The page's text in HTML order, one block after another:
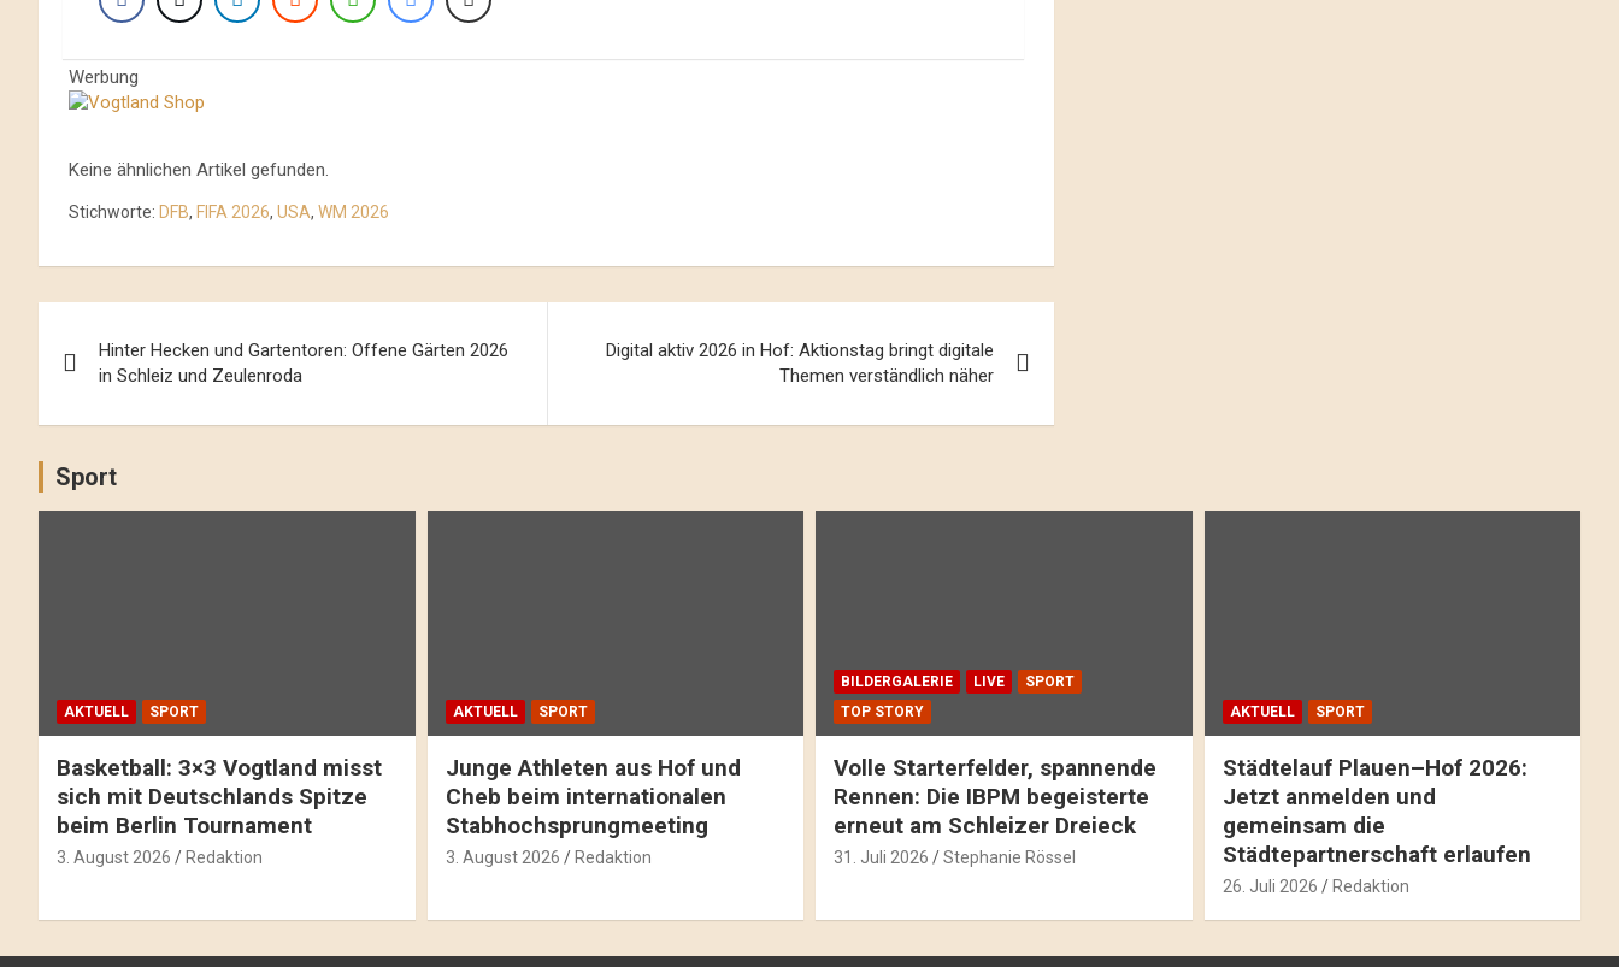
Werbung
Keine ähnlichen Artikel gefunden.
Stichworte: DFB, FIFA 2026, USA, WM 2026
Navigation
Hinter Hecken und Gartentoren: Offene Gärten 2026
in Schleiz und Zeulenroda
Digital aktiv 2026 in Hof: Aktionstag bringt digitale
Themen verständlich näher
Sport
AKTUELL SPORT
Basketball: 3×3 Vogtland misst
sich mit Deutschlands Spitze
beim Berlin Tournament
3. August 2026 Redaktion
AKTUELL SPORT
Junge Athleten aus Hof und
Cheb beim internationalen
Stabhochsprungmeeting
3. August 2026 Redaktion
BILDERGALERIE LIVE
SPORT
TOP STORY
Volle Starterfelder, spannende
Rennen: Die IBPM begeisterte
erneut am Schleizer Dreieck
31. Juli 2026 Stephanie Rössel
AKTUELL SPORT
Städtelauf Plauen–Hof 2026:
Jetzt anmelden und
gemeinsam die
Städtepartnerschaft erlaufen
26. Juli 2026 Redaktion